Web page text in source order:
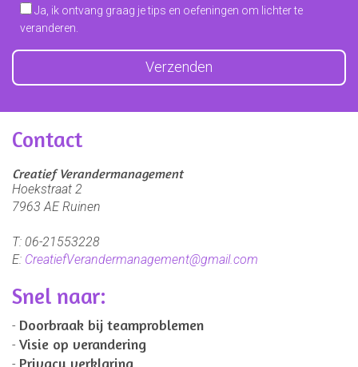
Ja, ik ontvang graag je tips en oefeningen om lichter te
veranderen.
Contact
Creatief Verandermanagement
Hoekstraat 2
7963 AE Ruinen
T: 06-21553228
E: CreatiefVerandermanagement@gmail.com
Snel naar:
Doorbraak bij teamproblemen
Visie op verandering
Privacy verklaring